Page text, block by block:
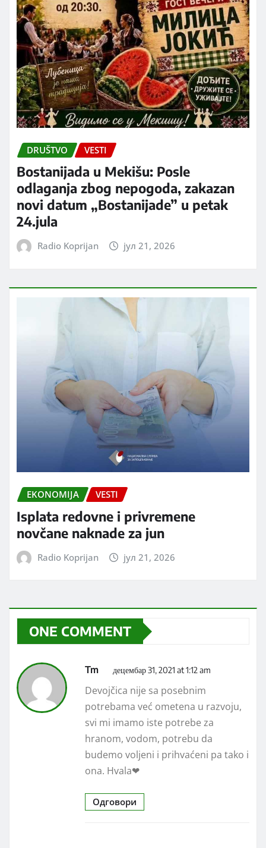
DRUŠTVO VESTI
Bostanijada u Mekišu: Posle
odlaganja zbog nepogoda, zakazan
novi datum „Bostanijade” u petak
24.jula
Radio Koprijan јул 21, 2026
EKONOMIJA VESTI
Isplata redovne i privremene
novčane naknade za jun
Radio Koprijan јул 21, 2026
ONE COMMENT
Tm децембар 31, 2021 at 1:12 am
Devojčica nije sa posebnim
potrebama već ometena u razvoju,
svi mi imamo iste potrebe za
hranom, vodom, potrebu da
budemo voljeni i prihvaćeni pa tako i
ona. Hvala❤
Одговори